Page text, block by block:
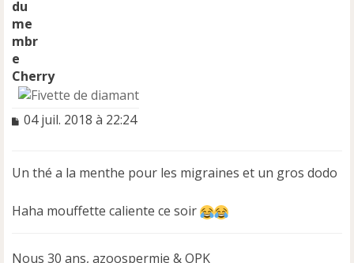
Cherry
M
a
e
n
04 juil. 2018 à 22:24
Un thé a la menthe pour les migraines et un gros dodo
Haha mouffette caliente ce soir
Nous 30 ans, azoospermie & OPK